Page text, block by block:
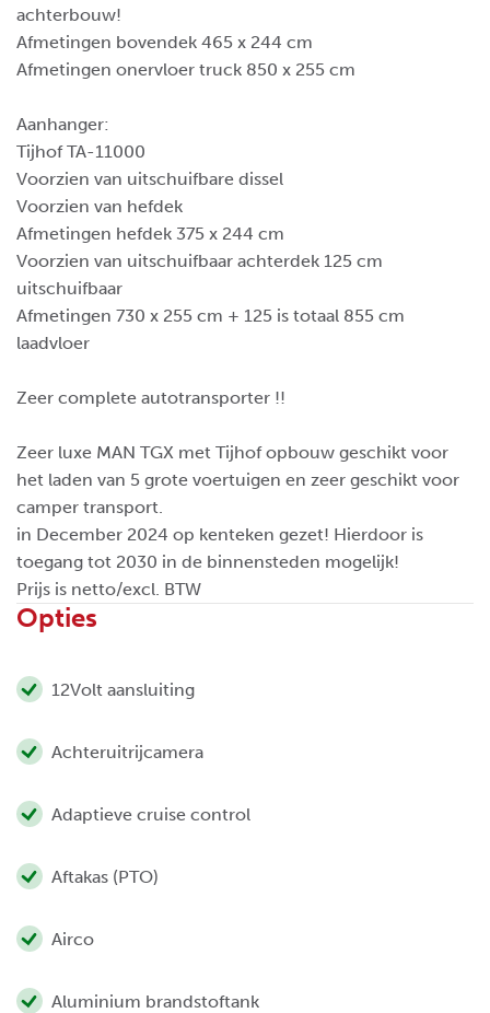
achterbouw!
Afmetingen bovendek 465 x 244 cm
Afmetingen onervloer truck 850 x 255 cm
Aanhanger:
Tijhof TA-11000
Voorzien van uitschuifbare dissel
Voorzien van hefdek
Afmetingen hefdek 375 x 244 cm
Voorzien van uitschuifbaar achterdek 125 cm
uitschuifbaar
Afmetingen 730 x 255 cm + 125 is totaal 855 cm
laadvloer
Zeer complete autotransporter !!
Zeer luxe MAN TGX met Tijhof opbouw geschikt voor
het laden van 5 grote voertuigen en zeer geschikt voor
camper transport.
in December 2024 op kenteken gezet! Hierdoor is
toegang tot 2030 in de binnensteden mogelijk!
Prijs is netto/excl. BTW
Opties
12Volt aansluiting
Achteruitrijcamera
Adaptieve cruise control
Aftakas (PTO)
Airco
Aluminium brandstoftank